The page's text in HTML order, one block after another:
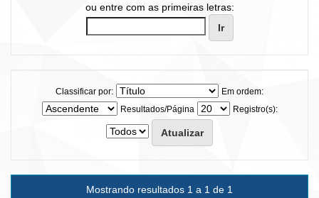
ou entre com as primeiras letras:
Classificar por:
Em ordem:
Resultados/Página
Registro(s):
Mostrando resultados 1 a 1 de 1